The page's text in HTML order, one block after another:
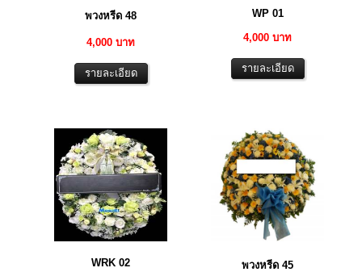
พวงหรีด 48
4,000 บาท
WP 01
4,000 บาท
WRK 02
พวงหรีด 45